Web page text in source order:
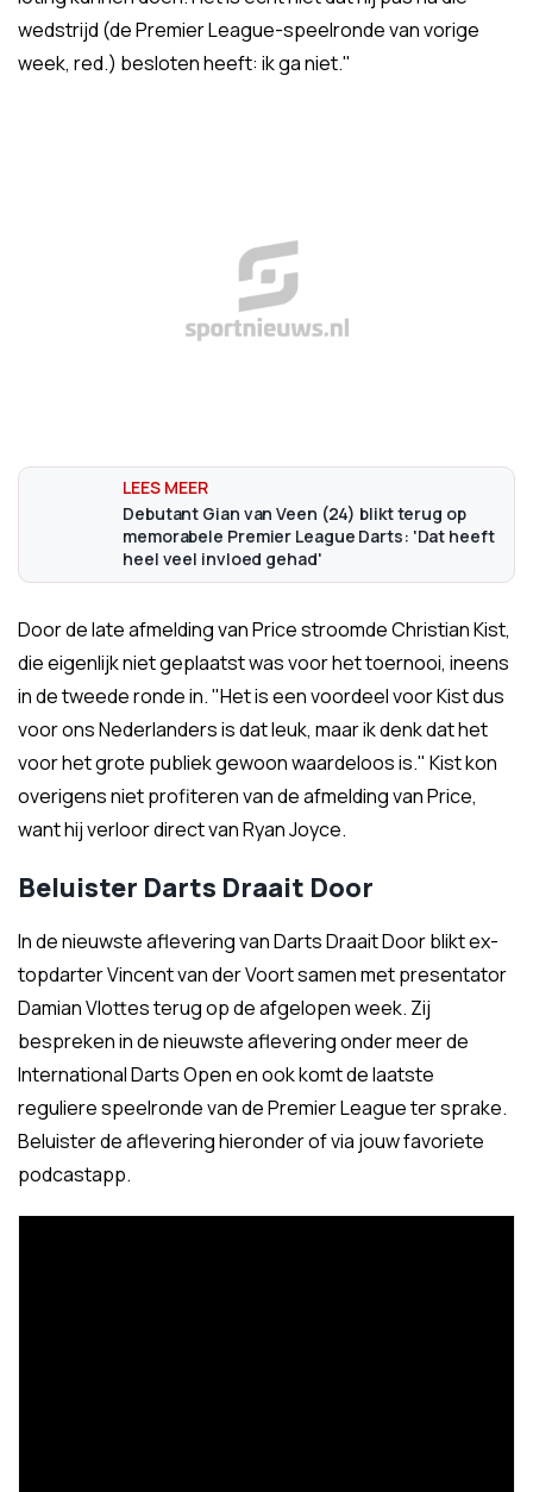
wedstrijd (de Premier League-speelronde van vorige
week, red.) besloten heeft: ik ga niet."
Debutant Gian van Veen (24) blikt terug op
memorabele Premier League Darts: 'Dat heeft
heel veel invloed gehad'
Door de late afmelding van Price stroomde Christian Kist,
die eigenlijk niet geplaatst was voor het toernooi, ineens
in de tweede ronde in. "Het is een voordeel voor Kist dus
voor ons Nederlanders is dat leuk, maar ik denk dat het
voor het grote publiek gewoon waardeloos is." Kist kon
overigens niet profiteren van de afmelding van Price,
want hij verloor direct van Ryan Joyce.
Beluister Darts Draait Door
In de nieuwste aflevering van Darts Draait Door blikt ex-
topdarter Vincent van der Voort samen met presentator
Damian Vlottes terug op de afgelopen week. Zij
bespreken in de nieuwste aflevering onder meer de
International Darts Open en ook komt de laatste
reguliere speelronde van de Premier League ter sprake.
Beluister de aflevering hieronder of via jouw favoriete
podcastapp.